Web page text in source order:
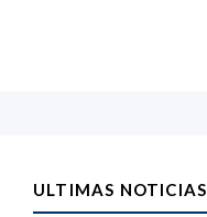
ULTIMAS NOTICIAS